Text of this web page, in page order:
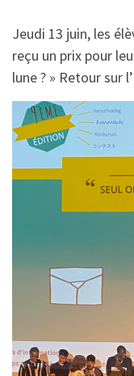
Jeudi 13 juin, les
reçu un prix pour
lune ? » Retour